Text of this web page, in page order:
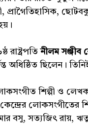
প্রাগৈতিহাসিক,
রাষ্ট্রপতিনীলম সঞ্জীব
অধিষ্ঠিত ছিলেন।
শিল্পী ও
লোকসংগীতের
বসু, সত্যজিৎ রায়,